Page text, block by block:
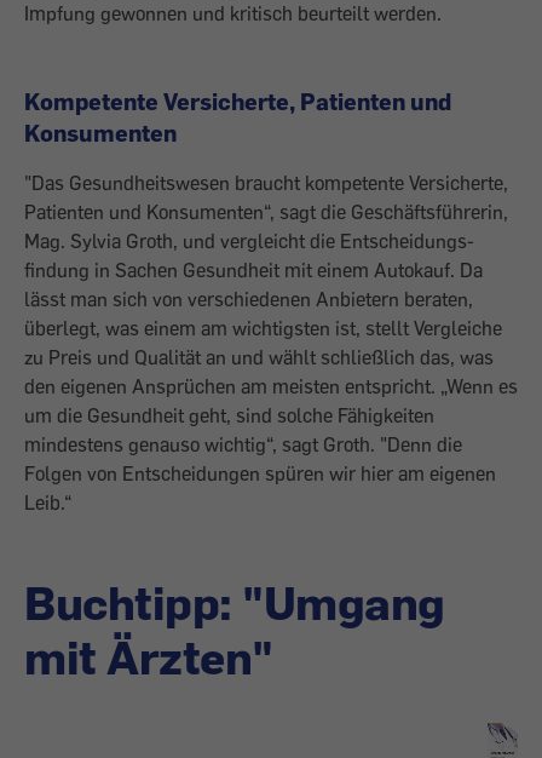
Impfung gewonnen und kritisch beurteilt werden.
Kompetente Versicherte, Patienten und
Konsumenten
"Das Gesundheitswesen braucht kompetente Versicherte,
Patienten und Konsumenten“, sagt die Geschäftsführerin,
Mag. Sylvia Groth, und vergleicht die Entscheidungs­
findung in Sachen Gesundheit mit einem Autokauf. Da
lässt man sich von verschiedenen Anbietern beraten,
überlegt, was einem am wichtigsten ist, stellt Vergleiche
zu Preis und Qualität an und wählt schließlich das, was
den eigenen Ansprüchen am meisten entspricht. „Wenn es
um die Gesundheit geht, sind solche Fähigkeiten
mindestens genauso wichtig“, sagt Groth. "Denn die
Folgen von Entscheidungen spüren wir hier am eigenen
Leib.“
Buchtipp: "Umgang
mit Ärzten"